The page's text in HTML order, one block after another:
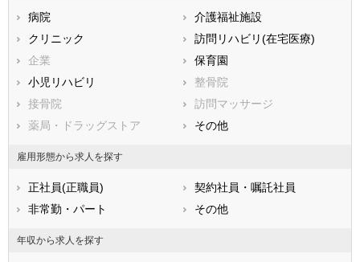
静岡県
三重県
滋賀県
大阪府
兵庫県
鳥取県
広島県
徳島県
香川県
愛媛県
鹿児島県
病院
介護福祉施設
クリニック
訪問リハビリ(在宅医療)
企業
保育園
小児リハビリ
整骨院
接骨院
訪問マッサージ
薬局・ドラッグストア
その他
雇用形態から求人を探す
正社員(正職員)
契約社員・嘱託社員
非常勤・パート
その他
年収から求人を探す